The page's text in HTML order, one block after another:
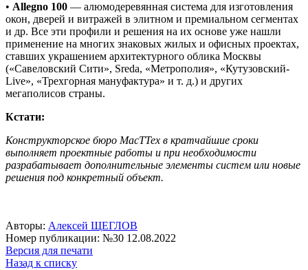
• Allegno 100 — алюмодеревянная система для изготовления
окон, дверей и витражей в элитном и премиальном сегментах
и др. Все эти профили и решения на их основе уже нашли
применение на многих знаковых жилых и офисных проектах,
ставших украшением архитектурного облика Москвы
(«Савеловский Сити», Sreda, «Метрополия», «Кутузовский-
Live», «Трехгорная мануфактура» и т. д.) и других
мегаполисов страны.
Кстати:
Конструкторское бюро МасТТех в кратчайшие сроки
выполняет проектные работы и при необходимости
разрабатывает дополнительные элементы систем или новые
решения под конкретный объект.
Авторы: Алексей ЩЕГЛОВ
Номер публикации: №30 12.08.2022
Версия для печати
Назад к списку